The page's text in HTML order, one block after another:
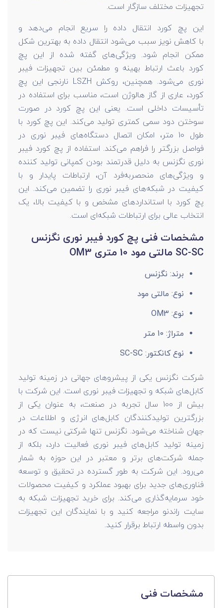
تجهیزات مختلف سازگار است.
این پچ کورد انتقال داده را سریع انجام می‌دهد و
با کاهش نویز سبب می‌شود انتقال داده به بهترین شکل
ممکن انجام شود. ویژگی‌های گفته شده از این پچ
کورد باعث ارتباط بهینه و مطمئن بین تجهیزات فیبر
نوری می‌شود. همچنین، روکش LSZH نارنجی این پچ
کورد، عاری از گاز هالوژن است، مناسب برای استفاده در
تأسیسات داخلی است. یعنی این پچ کورد در صورت
سوختن دود سمی کمتری تولید می‌کند. این پچ کورد با
طول 10 متر، امکان اتصال دستگاه‌های فیبر نوری در
فواصل بزرگتر را فراهم می‌کند. استفاده از پچ کورد فیبر
نوری نگزنس به دلیل قدرتمند بودن کمپانی تولید کننده
و ویژگی‌های منحصربه‌فرد آن، ارتباطات پایدار و با
کیفیت در شبکه‌های فیبر نوری را تضمین می‌کند. این
پچ کورد با استانداردهای مشخص و با کیفیت بالا، یک
انتخاب عالی برای ارتباطات شبکه‌ای است.
مشخصات فنی پچ کورد فیبر نوری نگزنس
SC-SC مالتی مود 10 متری OM3
برند: نگزنس
نوع: مالتی مود
نوع: OM3
متراژ: 10 متر
نوع کانکتور: SC-SC
شرکت نگزنس یکی از پیشروهای جهانی در زمینه تولید
کابل‌های شبکه و تجهیزات فیبر نوری است. این شرکت با
بیش از 100 سال تجربه در صنعت، به عنوان یکی از
بزرگترین تولیدکنندگان کابل‌های انرژی و اطلاعات در
جهان شناخته می‌شود. نگزنس تنها شرکتی نیست که در
زمینه تولید کابل‌های فیبر نوری فعالیت دارد، بلکه از
جمله شرکت‌های برتر و معتبر در این حوزه به شمار
می‌رود. این شرکت به طور گسترده در تحقیق و توسعه
فناوری‌های جدید برای بهبود عملکرد و کیفیت محصولات
خود سرمایه‌گذاری می‌کند. برای خرید تجهیزات شبکه به
سایت راندنو مراجعه کنید و با نمایندگان این تجهیزات
بدون واسطه ارتباط برقرار کنید.
مشخصات فنی